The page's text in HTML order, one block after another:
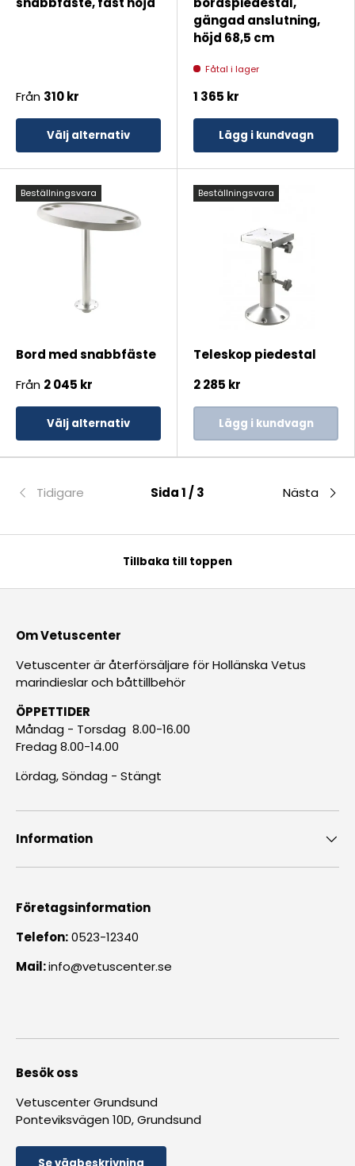
Från 310 kr
Välj alternativ
gängad anslutning,
höjd 68,5 cm
Fåtal i lager
1 365 kr
Lägg i kundvagn
Beställningsvara
Bord med snabbfäste
Från 2 045 kr
Välj alternativ
Beställningsvara
Teleskop piedestal
2 285 kr
Lägg i kundvagn
Tidigare Sida 1 / 3 Nästa
Tillbaka till toppen
Om Vetuscenter
Vetuscenter är återförsäljare för Hollänska Vetus
marindieslar och båttillbehör
ÖPPETTIDER
Måndag - Torsdag 8.00-16.00
Fredag 8.00-14.00
Lördag, Söndag - Stängt
Information
Företagsinformation
Telefon:0523-12340
Mail:info@vetuscenter.se
Besök oss
Vetuscenter Grundsund
Ponteviksvägen 10D, Grundsund